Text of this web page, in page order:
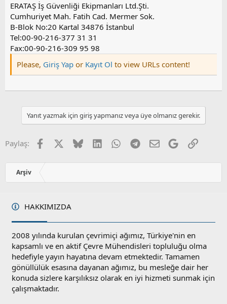
ERATAŞ İş Güvenliği Ekipmanları Ltd.Şti.
Cumhuriyet Mah. Fatih Cad. Mermer Sok.
B-Blok No:20 Kartal 34876 İstanbul
Tel:00-90-216-377 31 31
Fax:00-90-216-309 95 98
Please, Giriş Yap or Kayıt Ol to view URLs content!
Yanıt yazmak için giriş yapmanız veya üye olmanız gerekir.
Paylaş: Facebook BlueskyLinkedInWhatsApp
Telegram
E-postaGoogleLink
Arşiv
HAKKIMIZDA
2008 yılında kurulan çevrimiçi ağımız, Türkiye'nin en
kapsamlı ve en aktif Çevre Mühendisleri topluluğu olma
hedefiyle yayın hayatına devam etmektedir. Tamamen
gönüllülük esasına dayanan ağımız, bu mesleğe dair her
konuda sizlere karşılıksız olarak en iyi hizmeti sunmak için
çalışmaktadır.